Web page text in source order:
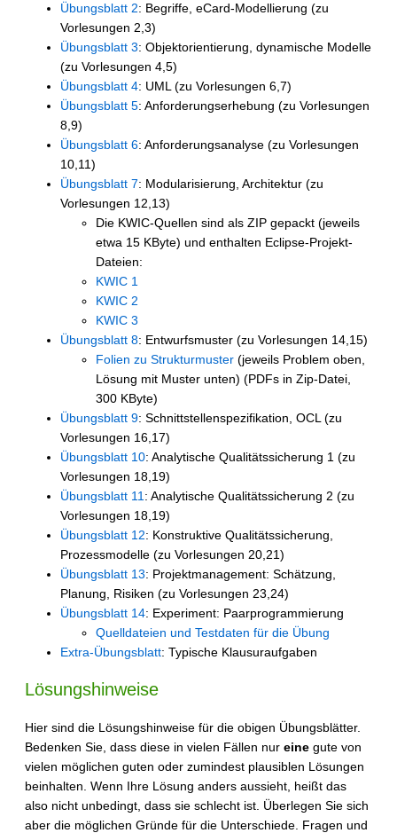
Übungsblatt 2: Begriffe, eCard-Modellierung (zu
Vorlesungen 2,3)
Übungsblatt 3: Objektorientierung, dynamische Modelle
(zu Vorlesungen 4,5)
Übungsblatt 4: UML (zu Vorlesungen 6,7)
Übungsblatt 5: Anforderungserhebung (zu Vorlesungen
8,9)
Übungsblatt 6: Anforderungsanalyse (zu Vorlesungen
10,11)
Übungsblatt 7: Modularisierung, Architektur (zu
Vorlesungen 12,13)
Die KWIC-Quellen sind als ZIP gepackt (jeweils
etwa 15 KByte) und enthalten Eclipse-Projekt-
Dateien:
KWIC 1
KWIC 2
KWIC 3
Übungsblatt 8: Entwurfsmuster (zu Vorlesungen 14,15)
Folien zu Strukturmuster (jeweils Problem oben,
Lösung mit Muster unten) (PDFs in Zip-Datei,
300 KByte)
Übungsblatt 9: Schnittstellenspezifikation, OCL (zu
Vorlesungen 16,17)
Übungsblatt 10: Analytische Qualitätssicherung 1 (zu
Vorlesungen 18,19)
Übungsblatt 11 : Analytische Qualitätssicherung 2 (zu
Vorlesungen 18,19)
Übungsblatt 12: Konstruktive Qualitätssicherung,
Prozessmodelle (zu Vorlesungen 20,21)
Übungsblatt 13: Projektmanagement: Schätzung,
Planung, Risiken (zu Vorlesungen 23,24)
Übungsblatt 14: Experiment: Paarprogrammierung
Quelldateien und Testdaten für die Übung
Extra-Übungsblatt: Typische Klausuraufgaben
Lösungshinweise
Hier sind die Lösungshinweise für die obigen Übungsblätter.
Bedenken Sie, dass diese in vielen Fällen nur eine gute von
vielen möglichen guten oder zumindest plausiblen Lösungen
beinhalten. Wenn Ihre Lösung anders aussieht, heißt das
also nicht unbedingt, dass sie schlecht ist. Überlegen Sie sich
aber die möglichen Gründe für die Unterschiede. Fragen und